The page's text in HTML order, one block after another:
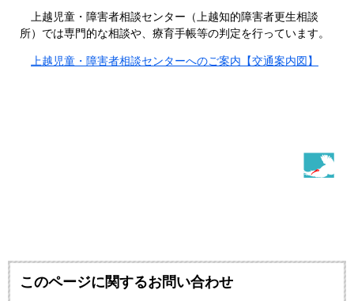
上越児童・障害者相談センター（上越知的障害者更生相談
所）では専門的な相談や、療育手帳等の判定を行っています。
上越児童・障害者相談センターへのご案内【交通案内図】
このページに関するお問い合わせ